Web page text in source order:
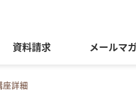
資料請求 メールマ
座詳細